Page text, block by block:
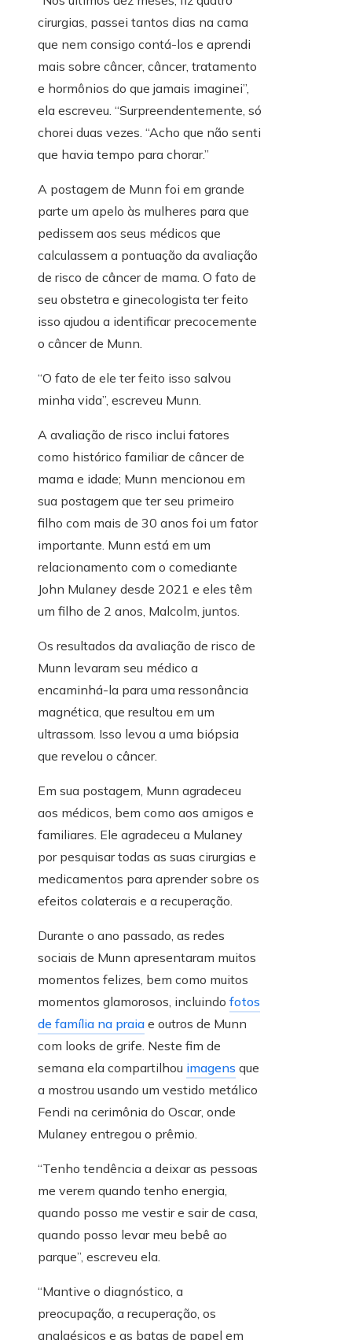
cirurgias, passei tantos dias na cama
que nem consigo contá-los e aprendi
mais sobre câncer, câncer, tratamento
e hormônios do que jamais imaginei”,
ela escreveu. “Surpreendentemente, só
chorei duas vezes. “Acho que não senti
que havia tempo para chorar.”
A postagem de Munn foi em grande
parte um apelo às mulheres para que
pedissem aos seus médicos que
calculassem a pontuação da avaliação
de risco de câncer de mama. O fato de
seu obstetra e ginecologista ter feito
isso ajudou a identificar precocemente
o câncer de Munn.
“O fato de ele ter feito isso salvou
minha vida”, escreveu Munn.
A avaliação de risco inclui fatores
como histórico familiar de câncer de
mama e idade; Munn mencionou em
sua postagem que ter seu primeiro
filho com mais de 30 anos foi um fator
importante. Munn está em um
relacionamento com o comediante
John Mulaney desde 2021 e eles têm
um filho de 2 anos, Malcolm, juntos.
Os resultados da avaliação de risco de
Munn levaram seu médico a
encaminhá-la para uma ressonância
magnética, que resultou em um
ultrassom. Isso levou a uma biópsia
que revelou o câncer.
Em sua postagem, Munn agradeceu
aos médicos, bem como aos amigos e
familiares. Ele agradeceu a Mulaney
por pesquisar todas as suas cirurgias e
medicamentos para aprender sobre os
efeitos colaterais e a recuperação.
Durante o ano passado, as redes
sociais de Munn apresentaram muitos
momentos felizes, bem como muitos
momentos glamorosos, incluindo fotos
de família na praia e outros de Munn
com looks de grife. Neste fim de
semana ela compartilhou imagens que
a mostrou usando um vestido metálico
Fendi na cerimônia do Oscar, onde
Mulaney entregou o prêmio.
“Tenho tendência a deixar as pessoas
me verem quando tenho energia,
quando posso me vestir e sair de casa,
quando posso levar meu bebê ao
parque”, escreveu ela.
“Mantive o diagnóstico, a
preocupação, a recuperação, os
analgésicos e as batas de papel em